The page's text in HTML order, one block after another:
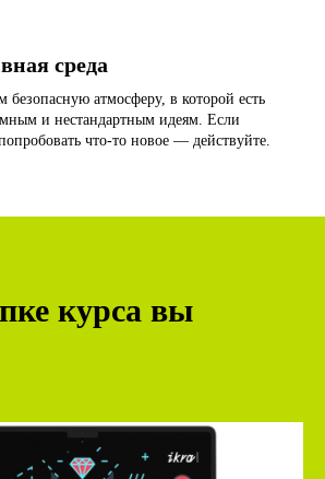
среда
безопасную атмосферу, в которой есть
и нестандартным идеям. Если
что-то новое — действуйте.
курса вы